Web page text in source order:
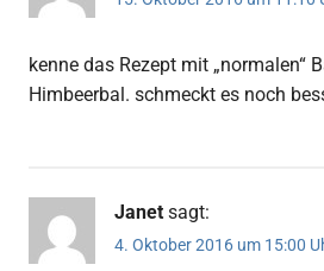
kenne das Rezept mit „normalen“
Himbeerbal. schmeckt es noch
Janet sagt:
4. Oktober 2016 um 15:00